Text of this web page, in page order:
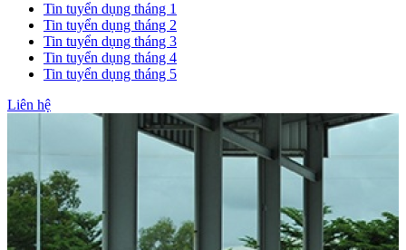
Tin tuyển dụng tháng 1
Tin tuyển dụng tháng 2
Tin tuyển dụng tháng 3
Tin tuyển dụng tháng 4
Tin tuyển dụng tháng 5
Liên hệ